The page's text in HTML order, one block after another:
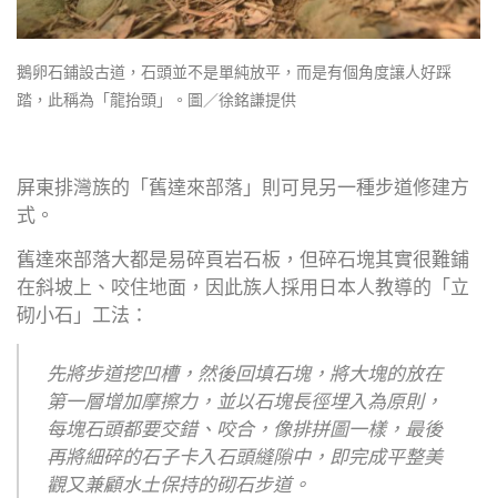
鵝卵石鋪設古道，石頭並不是單純放平，而是有個角度讓人好踩
踏，此稱為「龍抬頭」。圖／徐銘謙提供
屏東排灣族的「舊達來部落」則可見另一種步道修建方
式。
舊達來部落大都是易碎頁岩石板，但碎石塊其實很難鋪
在斜坡上、咬住地面，因此族人採用日本人教導的「立
砌小石」工法：
先將步道挖凹槽，然後回填石塊，將大塊的放在
第一層增加摩擦力，並以石塊長徑埋入為原則，
每塊石頭都要交錯、咬合，像排拼圖一樣，最後
再將細碎的石子卡入石頭縫隙中，即完成平整美
觀又兼顧水土保持的砌石步道。